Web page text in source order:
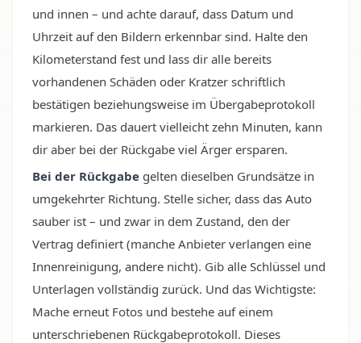
und innen – und achte darauf, dass Datum und
Uhrzeit auf den Bildern erkennbar sind. Halte den
Kilometerstand fest und lass dir alle bereits
vorhandenen Schäden oder Kratzer schriftlich
bestätigen beziehungsweise im Übergabeprotokoll
markieren. Das dauert vielleicht zehn Minuten, kann
dir aber bei der Rückgabe viel Ärger ersparen.
Bei der Rückgabe gelten dieselben Grundsätze in
umgekehrter Richtung. Stelle sicher, dass das Auto
sauber ist – und zwar in dem Zustand, den der
Vertrag definiert (manche Anbieter verlangen eine
Innenreinigung, andere nicht). Gib alle Schlüssel und
Unterlagen vollständig zurück. Und das Wichtigste:
Mache erneut Fotos und bestehe auf einem
unterschriebenen Rückgabeprotokoll. Dieses